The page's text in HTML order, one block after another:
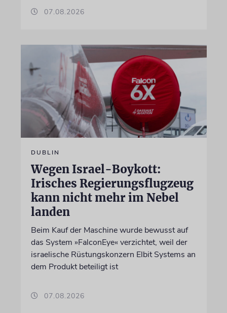
07.08.2026
DUBLIN
Wegen Israel-Boykott:
Irisches Regierungsflugzeug
kann nicht mehr im Nebel
landen
Beim Kauf der Maschine wurde bewusst auf
das System »FalconEye« verzichtet, weil der
israelische Rüstungskonzern Elbit Systems an
dem Produkt beteiligt ist
07.08.2026